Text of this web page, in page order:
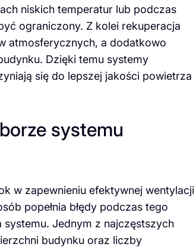
niskich temperatur lub podczas
ograniczony. Z kolei rekuperacja
atmosferycznych, a dodatkowo
Dzięki temu systemy
się do lepszej jakości powietrza
systemu
w zapewnieniu efektywnej wentylacji
popełnia błędy podczas tego
Jednym z najczęstszych
budynku oraz liczby